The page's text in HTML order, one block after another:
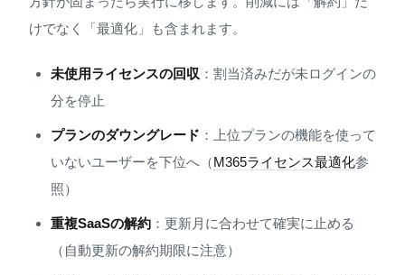
けでなく「最適化」も含まれます。
未使用ライセンスの回収 ：割当済みだが未ログインの
分を停止
プランのダウングレード ：上位プランの機能を使って
いないユーザーを下位へ（M365ライセンス最適化参
照）
重複SaaSの解約 ：更新月に合わせて確実に止める
（自動更新の解約期限に注意）